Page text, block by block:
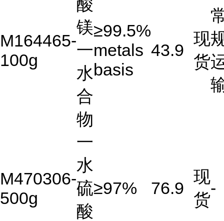
M164465-
100g
酸
镁
一
水
合
物
≥99.5%
metals
basis
43.9
现
货
M470306-
500g
一
水
硫
酸
≥97% 76.9
现
货
-